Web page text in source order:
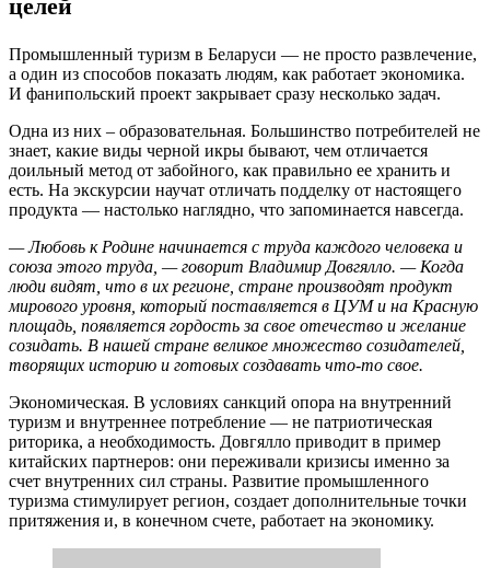
целей
Промышленный туризм в Беларуси — не просто развлечение,
а один из способов показать людям, как работает экономика.
И фанипольский проект закрывает сразу несколько задач.
Одна из них – образовательная. Большинство потребителей не
знает, какие виды черной икры бывают, чем отличается
доильный метод от забойного, как правильно ее хранить и
есть. На экскурсии научат отличать подделку от настоящего
продукта — настолько наглядно, что запоминается навсегда.
— Любовь к Родине начинается с труда каждого человека и
союза этого труда, — говорит Владимир Довгялло. — Когда
люди видят, что в их регионе, стране производят продукт
мирового уровня, который поставляется в ЦУМ и на Красную
площадь, появляется гордость за свое отечество и желание
созидать. В нашей стране великое множество созидателей,
творящих историю и готовых создавать что-то свое.
Экономическая. В условиях санкций опора на внутренний
туризм и внутреннее потребление — не патриотическая
риторика, а необходимость. Довгялло приводит в пример
китайских партнеров: они переживали кризисы именно за
счет внутренних сил страны. Развитие промышленного
туризма стимулирует регион, создает дополнительные точки
притяжения и, в конечном счете, работает на экономику.